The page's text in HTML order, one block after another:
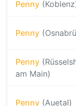
Penny
Penny
Penny
am Main)
Penny (Auetal)